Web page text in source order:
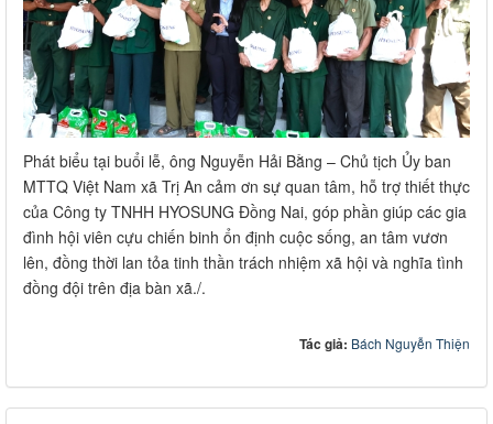
Phát biểu tại buổi lễ, ông Nguyễn Hải Bằng – Chủ tịch Ủy ban
MTTQ Việt Nam xã Trị An cảm ơn sự quan tâm, hỗ trợ thiết thực
của Công ty TNHH HYOSUNG Đồng Nai, góp phần giúp các gia
đình hội viên cựu chiến binh ổn định cuộc sống, an tâm vươn
lên, đồng thời lan tỏa tinh thần trách nhiệm xã hội và nghĩa tình
đồng đội trên địa bàn xã./.
Tác giả: Bách Nguyễn Thiện